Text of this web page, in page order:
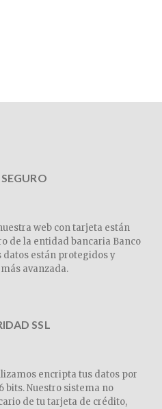
web con tarjeta están
de la entidad bancaria Banco
datos están protegidos y
avanzada.
SSL
encripta tus datos por
bits. Nuestro sistema no
de tu tarjeta de crédito,